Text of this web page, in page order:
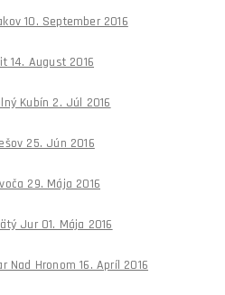
10. September 2016
14. August 2016
Kubín 2. Júl 2016
25. Jún 2016
29. Mája 2016
Jur 01. Mája 2016
Nad Hronom 16. Apríl 2016